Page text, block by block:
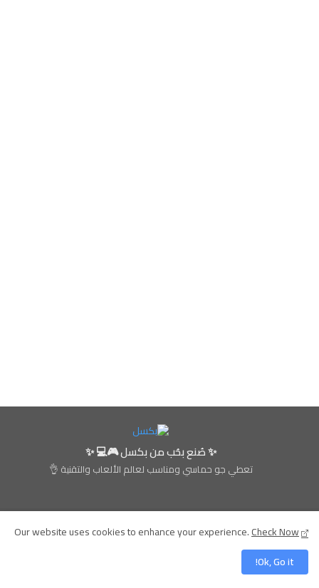
✨ صُنع بحُب من بكسل 🎮💻 ✨
تعطي جو حماسي ومناسب لعالم الألعاب والتقنية 👌
من نحن كيفية الإستخدام سياسة الخصوصية
Our website uses cookies to enhance your experience.Check Now
Ok, Go it!